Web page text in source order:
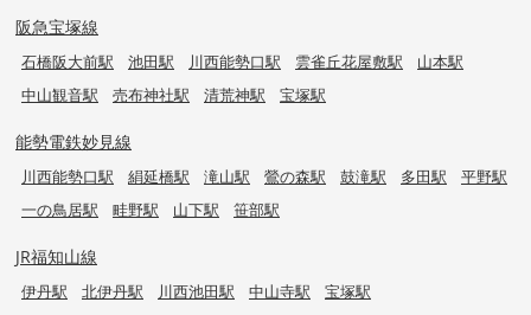
阪急宝塚線
石橋阪大前駅 池田駅 川西能勢口駅 雲雀丘花屋敷駅
山本駅
中山観音駅
売布神社駅 清荒神駅 宝塚駅
能勢電鉄妙見線
川西能勢口駅 絹延橋駅 滝山駅 鶯の森駅 鼓滝駅 多田駅
平野駅
一の鳥居駅
畦野駅 山下駅 笹部駅
JR福知山線
伊丹駅 北伊丹駅 川西池田駅 中山寺駅 宝塚駅